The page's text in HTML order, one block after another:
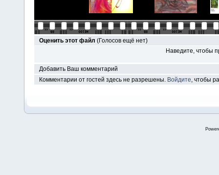
Оценить этот файл (Голосов ещё нет)
Наведите, чтобы
Добавить Ваш комментарий
Комментарии от гостей здесь не разрешены. Войдите, чтобы